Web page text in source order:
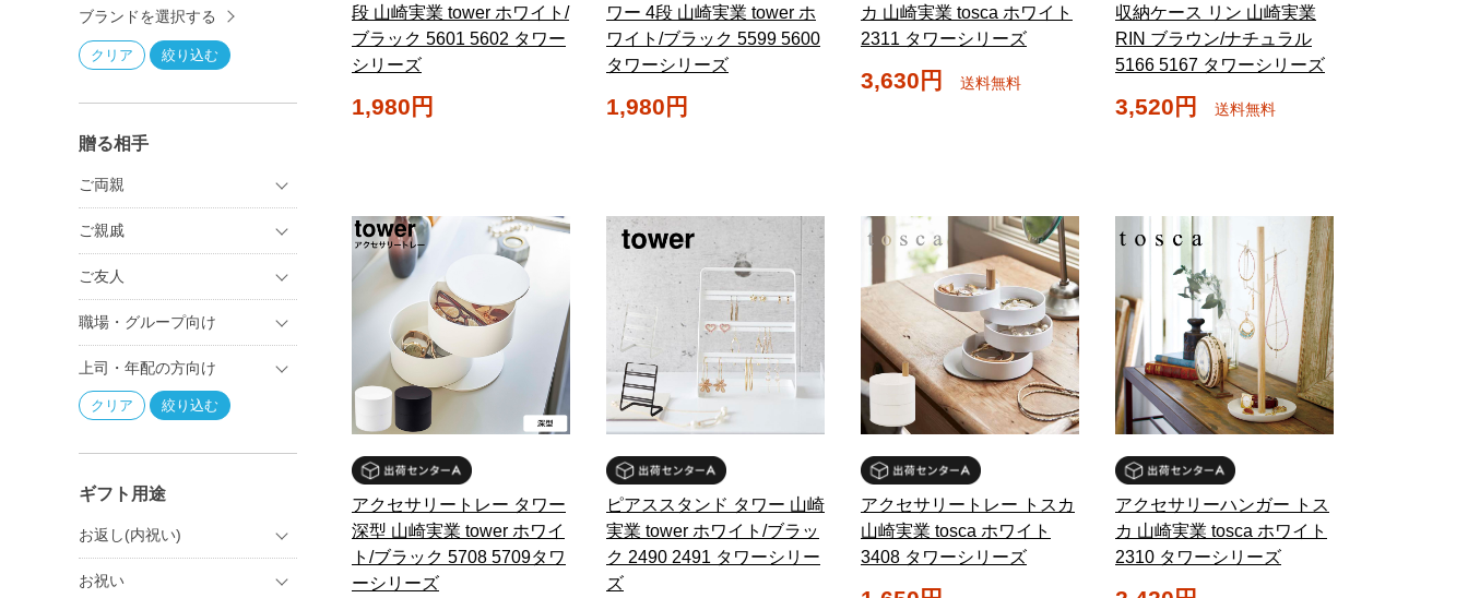
ブランドを選択する
贈る相手
ご両親
ご親戚
ご友人
職場・グループ向け
上司・年配の方向け
ギフト用途
お返し(内祝い)
お祝い
段 山崎実業 tower ホワイト/
ブラック 5601 5602 タワー
シリーズ
1,980円
ワー 4段 山崎実業 tower ホ
ワイト/ブラック 5599 5600
タワーシリーズ
1,980円
カ 山崎実業 tosca ホワイト
2311 タワーシリーズ
3,630円 送料無料
収納ケース リン 山崎実業
RIN ブラウン/ナチュラル
5166 5167 タワーシリーズ
3,520円 送料無料
アクセサリートレー タワー
深型 山崎実業 tower ホワイ
ト/ブラック 5708 5709タワ
ーシリーズ
ピアススタンド タワー 山崎
実業 tower ホワイト/ブラッ
ク 2490 2491 タワーシリー
ズ
アクセサリートレー トスカ
山崎実業 tosca ホワイト
3408 タワーシリーズ
アクセサリーハンガー トス
カ 山崎実業 tosca ホワイト
2310 タワーシリーズ